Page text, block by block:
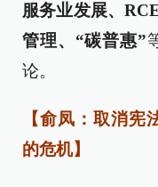
服务业发展、
管理、“碳普惠”
论。
【俞凤：取消宪
的危机】